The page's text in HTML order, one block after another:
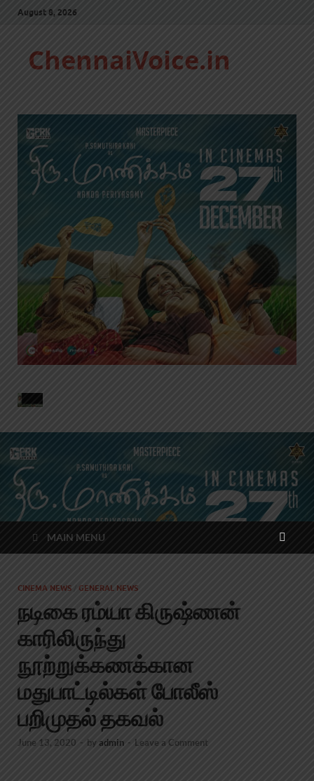
August 8, 2026
ChennaiVoice.in
MAIN MENU
CINEMA NEWS / GENERAL NEWS
நடிகை ரம்யா கிருஷ்ணன்
காரிலிருந்து
நூற்றுக்கணக்கான
மதுபாட்டில்கள் போலீஸ்
பறிமுதல் தகவல்
June 13, 2020 - byadmin - Leave a Comment